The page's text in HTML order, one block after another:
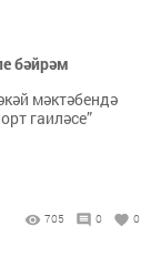
бәйрәм
мәктәбендә
гаиләсе”
705 0 0